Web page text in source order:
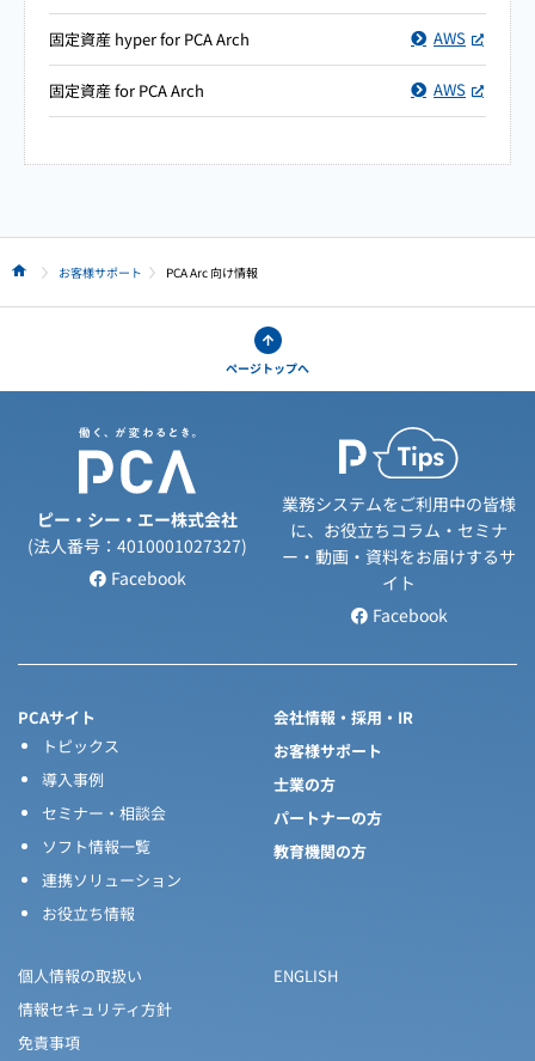
固定資産 hyper for PCA Arch AWS
固定資産 for PCA Arch AWS
HOME お客様サポート PCA Arc 向け情報
ページトップへ
ピー・シー・エー株式会社
(法人番号：4010001027327)
Facebook
業務システムをご利用中の皆様
に、お役立ちコラム・セミナ
ー・動画・資料をお届けするサ
イト
Facebook
PCAサイト
トピックス
導入事例
セミナー・相談会
ソフト情報一覧
連携ソリューション
お役立ち情報
会社情報・採用・IR
お客様サポート
士業の方
パートナーの方
教育機関の方
個人情報の取扱い
情報セキュリティ方針
免責事項
ENGLISH